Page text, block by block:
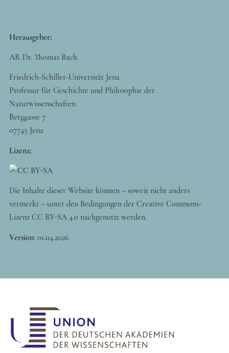
Herausgeber:
AR Dr. Thomas Bach
Friedrich-Schiller-Universität Jena
Professur für Geschichte und Philosophie der
Naturwissenschaften
Berggasse 7
07745 Jena
Lizenz:
Die Inhalte dieser Website können – soweit nicht anders
vermerkt – unter den Bedingungen der Creative Commons-
Lizenz CC BY-SA 4.0 nachgenutzt werden.
Version: 01.04.2026